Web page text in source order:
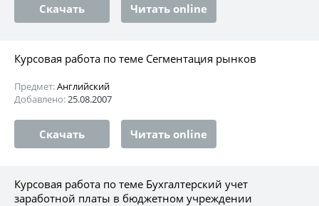
Скачать Читать online
Курсовая работа по теме Сегментация рынков
Предмет:Английский
Добавлено:25.08.2007
Скачать Читать online
Курсовая работа по теме Бухгалтерский учет
заработной платы в бюджетном учреждении